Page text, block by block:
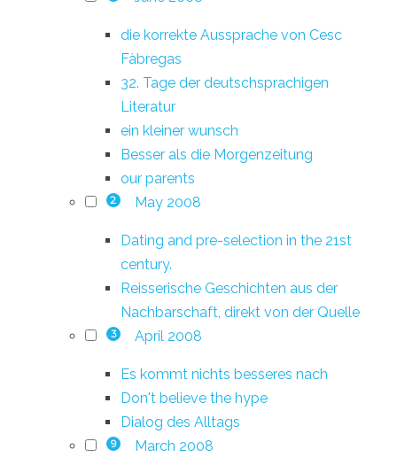
die korrekte Aussprache von Cesc
Fàbregas
32. Tage der deutschsprachigen
Literatur
ein kleiner wunsch
Besser als die Morgenzeitung
our parents
2 May 2008
Dating and pre-selection in the 21st
century.
Reisserische Geschichten aus der
Nachbarschaft, direkt von der Quelle
3 April 2008
Es kommt nichts besseres nach
Don't believe the hype
Dialog des Alltags
9 March 2008